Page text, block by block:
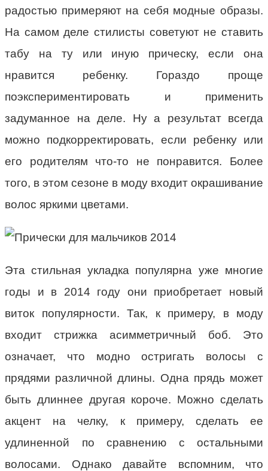
радостью примеряют на себя модные образы.
На самом деле стилисты советуют не ставить
табу на ту или иную прическу, если она
нравится ребенку. Гораздо проще
поэкспериментировать и применить
задуманное на деле. Ну а результат всегда
можно подкорректировать, если ребенку или
его родителям что-то не понравится. Более
того, в этом сезоне в моду входит окрашивание
волос яркими цветами.
Эта стильная укладка популярна уже многие
годы и в 2014 году они приобретает новый
виток популярности. Так, к примеру, в моду
входит стрижка асимметричный боб. Это
означает, что модно остригать волосы с
прядями различной длины. Одна прядь может
быть длиннее другая короче. Можно сделать
акцент на челку, к примеру, сделать ее
удлиненной по сравнению с остальными
волосами. Однако давайте вспомним, что